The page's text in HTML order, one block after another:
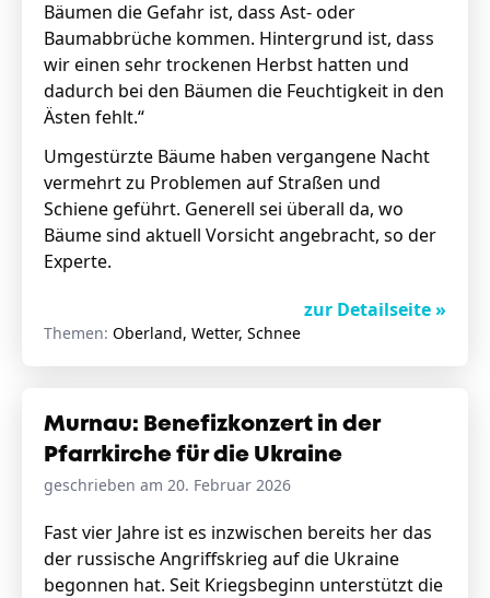
Bäumen die Gefahr ist, dass Ast- oder
Baumabbrüche kommen. Hintergrund ist, dass
wir einen sehr trockenen Herbst hatten und
dadurch bei den Bäumen die Feuchtigkeit in den
Ästen fehlt.“
Umgestürzte Bäume haben vergangene Nacht
vermehrt zu Problemen auf Straßen und
Schiene geführt. Generell sei überall da, wo
Bäume sind aktuell Vorsicht angebracht, so der
Experte.
zur Detailseite »
Themen: Oberland, Wetter, Schnee
Murnau: Benefizkonzert in der
Pfarrkirche für die Ukraine
geschrieben am 20. Februar 2026
Fast vier Jahre ist es inzwischen bereits her das
der russische Angriffskrieg auf die Ukraine
begonnen hat. Seit Kriegsbeginn unterstützt die